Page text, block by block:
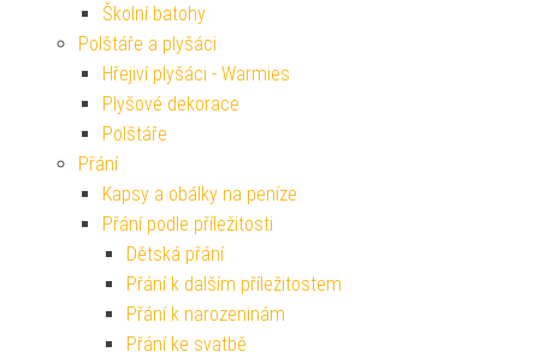
Školní batohy
Polštáře a plyšáci
Hřejiví plyšáci - Warmies
Plyšové dekorace
Polštáře
Přání
Kapsy a obálky na peníze
Přání podle příležitosti
Dětská přání
Přání k dalším příležitostem
Přání k narozeninám
Přání ke svatbě